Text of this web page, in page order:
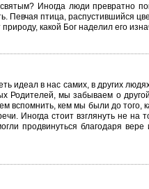
Иногда люди превратно
Певчая птица, распустившийся
какой Бог наделил его
идеал в нас самих, в других
Родителей, мы забываем о
кем мы были до того,
Иногда стоит взглянуть не
продвинуться благодаря